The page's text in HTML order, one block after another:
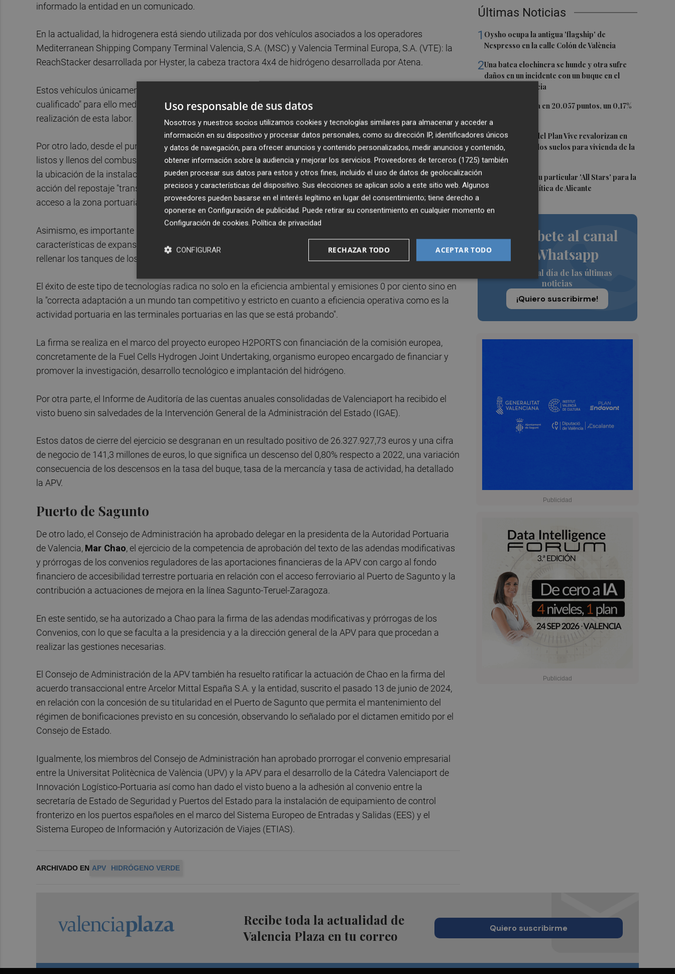
Últimas Noticias
1 Oysho ocupa la antigua 'flagship' de
Nespresso en la calle Colón de València
2Una batea clochinera se hunde y otra sufre
daños en un incidente con un buque en el
puerto de Valencia
El Ibex 35 cierra en 20.057 puntos, un 0,17%
4 Los concursos del Plan Vive revalorizan en
casi 12 millones los suelos para vivienda de la
Generalitat
5
El PSPV ultima su particular 'All Stars' para la
Conferencia Política de Alicante
Suscríbete al canal
de Whatsapp
Siempre al día de las últimas
noticias
¡Quiero suscribirme!
informado la entidad en un comunicado.
En la actualidad, la hidrogenera está siendo utilizada por dos vehículos asociados a los operadores
Mediterranean Shipping Company Terminal Valencia, S.A. (MSC) y Valencia Terminal Europa, S.A. (VTE): la
ReachStacker desarrollada por Hyster, la cabeza tractora 4x4 de hidrógeno desarrollada por Atena.
Estos vehículos únicamente pueden ser operados por personal portuario "especialmente habilitado y
cualificado" para ello mediante la correspondiente formación, y se ha creado un subgrupo dedicado a la
realización de esta labor.
Por otro lado, desde el punto de vista de la operatividad portuaria, es necesario que estos vehículos estén
listos y llenos del combustible de hidrógeno antes del primer turno de la mañana. De ahí que sea necesaria
la ubicación de la instalación hidrogenera dentro de la zona de servicio portuaria puesto que permite que la
acción del repostaje "transcurra en el menor tiempo posible y evita demoras en los puestos de control de
acceso a la zona portuaria".
Asimismo, es importante que el hidrógeno se reposte "en la mayor brevedad posible", pues es un gas cuyas
características de expansibilidad son "especiales" y requieren un tiempo determinado para que se puedan
rellenar los tanques de los vehículos portuarios.
El éxito de este tipo de tecnologías radica no solo en la eficiencia ambiental y emisiones 0 por ciento sino en
la "correcta adaptación a un mundo tan competitivo y estricto en cuanto a eficiencia operativa como es la
actividad portuaria en las terminales portuarias en las que se está probando".
La firma se realiza en el marco del proyecto europeo H2PORTS con financiación de la comisión europea,
concretamente de la Fuel Cells Hydrogen Joint Undertaking, organismo europeo encargado de financiar y
promover la investigación, desarrollo tecnológico e implantación del hidrógeno.
Por otra parte, el Informe de Auditoría de las cuentas anuales consolidadas de Valenciaport ha recibido el
visto bueno sin salvedades de la Intervención General de la Administración del Estado (IGAE).
Estos datos de cierre del ejercicio se desgranan en un resultado positivo de 26.327.927,73 euros y una cifra
de negocio de 141,3 millones de euros, lo que significa un descenso del 0,80% respecto a 2022, una variación
consecuencia de los descensos en la tasa del buque, tasa de la mercancía y tasa de actividad, ha detallado
la APV.
Puerto de Sagunto
De otro lado, el Consejo de Administración ha aprobado delegar en la presidenta de la Autoridad Portuaria
de Valencia, Mar Chao, el ejercicio de la competencia de aprobación del texto de las adendas modificativas
y prórrogas de los convenios reguladores de las aportaciones financieras de la APV con cargo al fondo
financiero de accesibilidad terrestre portuaria en relación con el acceso ferroviario al Puerto de Sagunto y la
contribución a actuaciones de mejora en la línea Sagunto-Teruel-Zaragoza.
En este sentido, se ha autorizado a Chao para la firma de las adendas modificativas y prórrogas de los
Convenios, con lo que se faculta a la presidencia y a la dirección general de la APV para que procedan a
realizar las gestiones necesarias.
El Consejo de Administración de la APV también ha resuelto ratificar la actuación de Chao en la firma del
acuerdo transaccional entre Arcelor Mittal España S.A. y la entidad, suscrito el pasado 13 de junio de 2024,
en relación con la concesión de su titularidad en el Puerto de Sagunto que permita el mantenimiento del
régimen de bonificaciones previsto en su concesión, observando lo señalado por el dictamen emitido por el
Consejo de Estado.
Igualmente, los miembros del Consejo de Administración han aprobado prorrogar el convenio empresarial
entre la Universitat Politècnica de València (UPV) y la APV para el desarrollo de la Cátedra Valenciaport de
Innovación Logístico-Portuaria así como han dado el visto bueno a la adhesión al convenio entre la
secretaría de Estado de Seguridad y Puertos del Estado para la instalación de equipamiento de control
fronterizo en los puertos españoles en el marco del Sistema Europeo de Entradas y Salidas (EES) y el
Sistema Europeo de Información y Autorización de Viajes (ETIAS).
ARCHIVADO EN APV HIDRÓGENO VERDE
Recibe toda la actualidad de
Valencia Plaza en tu correo
Quiero suscribirme
Uso responsable de sus datos
Nosotros y nuestros socios utilizamos cookies y tecnologías similares para almacenar y acceder a
información en su dispositivo y procesar datos personales, como su dirección IP, identificadores únicos
y datos de navegación, para ofrecer anuncios y contenido personalizados, medir anuncios y contenido,
obtener información sobre la audiencia y mejorar los servicios. Proveedores de terceros (1725) también
pueden procesar sus datos para estos y otros fines, incluido el uso de datos de geolocalización
precisos y características del dispositivo. Sus elecciones se aplican solo a este sitio web. Algunos
proveedores pueden basarse en el interés legítimo en lugar del consentimiento; tiene derecho a
oponerse en Configuración de publicidad. Puede retirar su consentimiento en cualquier momento en
Configuración de cookies. Política de privacidad
ACEPTAR TODO
RECHAZAR TODO
CONFIGURAR